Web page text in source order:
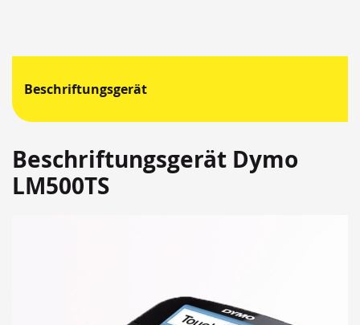
Beschriftungsgerät
Beschriftungsgerät Dymo
LM500TS